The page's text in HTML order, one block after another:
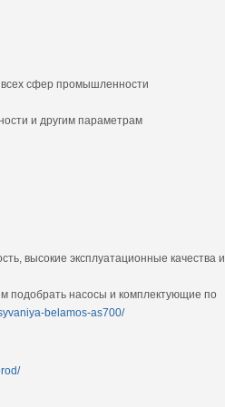
всех сфер промышленности
и другим параметрам
высокие эксплуатационные качества и
подобрать насосы и комплектующие по
belamos-as700/